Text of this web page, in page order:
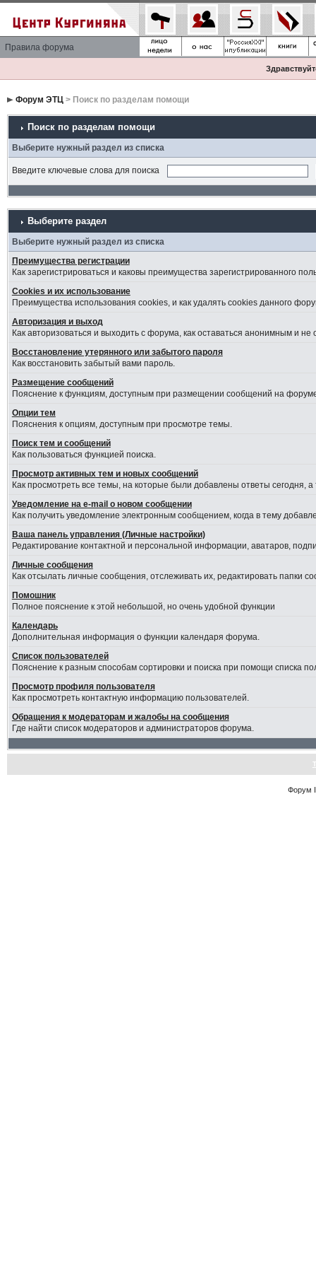
Правила форума
Форум ЭТЦ> Поиск по разделам помощи
Поиск по разделам помощи
Выберите нужный раздел из списка
Введите ключевые слова для поиска
Выберите раздел
Выберите нужный раздел из списка
Преимущества регистрации
Как зарегистрироваться и каковы преимущества зарегистрированного
Cookies и их использование
Преимущества использования cookies, и как удалять cookies данного
Авторизация и выход
Как авторизоваться и выходить с форума, как оставаться анонимным и
Восстановление утерянного или забытого пароля
Как восстановить забытый вами пароль.
Размещение сообщений
Пояснение к функциям, доступным при размещении сообщений на
Опции тем
Пояснения к опциям, доступным при просмотре темы.
Поиск тем и сообщений
Как пользоваться функцией поиска.
Просмотр активных тем и новых сообщений
Как просмотреть все темы, на которые были добавлены ответы сегодня,
Уведомление на е-mail о новом сообщении
Как получить уведомление электронным сообщением, когда в тему
Ваша панель управления (Личные настройки)
Редактирование контактной и персональной информации, аватаров,
Личные сообщения
Как отсылать личные сообщения, отслеживать их, редактировать папки
Помошник
Полное пояснение к этой небольшой, но очень удобной функции
Календарь
Дополнительная информация о функции календаря форума.
Список пользователей
Пояснение к разным способам сортировки и поиска при помощи списка
Просмотр профиля пользователя
Как просмотреть контактную информацию пользователей.
Обращения к модераторам и жалобы на сообщения
Где найти список модераторов и администраторов форума.
Форум